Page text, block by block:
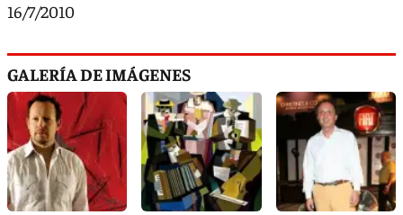
16/7/2010
GALERÍA DE IMÁGENES